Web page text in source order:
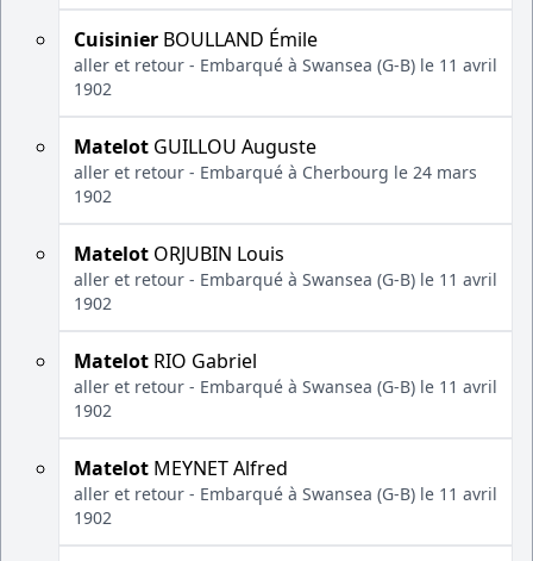
Cuisinier BOULLAND Émile
aller et retour - Embarqué à Swansea (G-B) le 11 avril
1902
Matelot GUILLOU Auguste
aller et retour - Embarqué à Cherbourg le 24 mars
1902
Matelot ORJUBIN Louis
aller et retour - Embarqué à Swansea (G-B) le 11 avril
1902
Matelot RIO Gabriel
aller et retour - Embarqué à Swansea (G-B) le 11 avril
1902
Matelot MEYNET Alfred
aller et retour - Embarqué à Swansea (G-B) le 11 avril
1902